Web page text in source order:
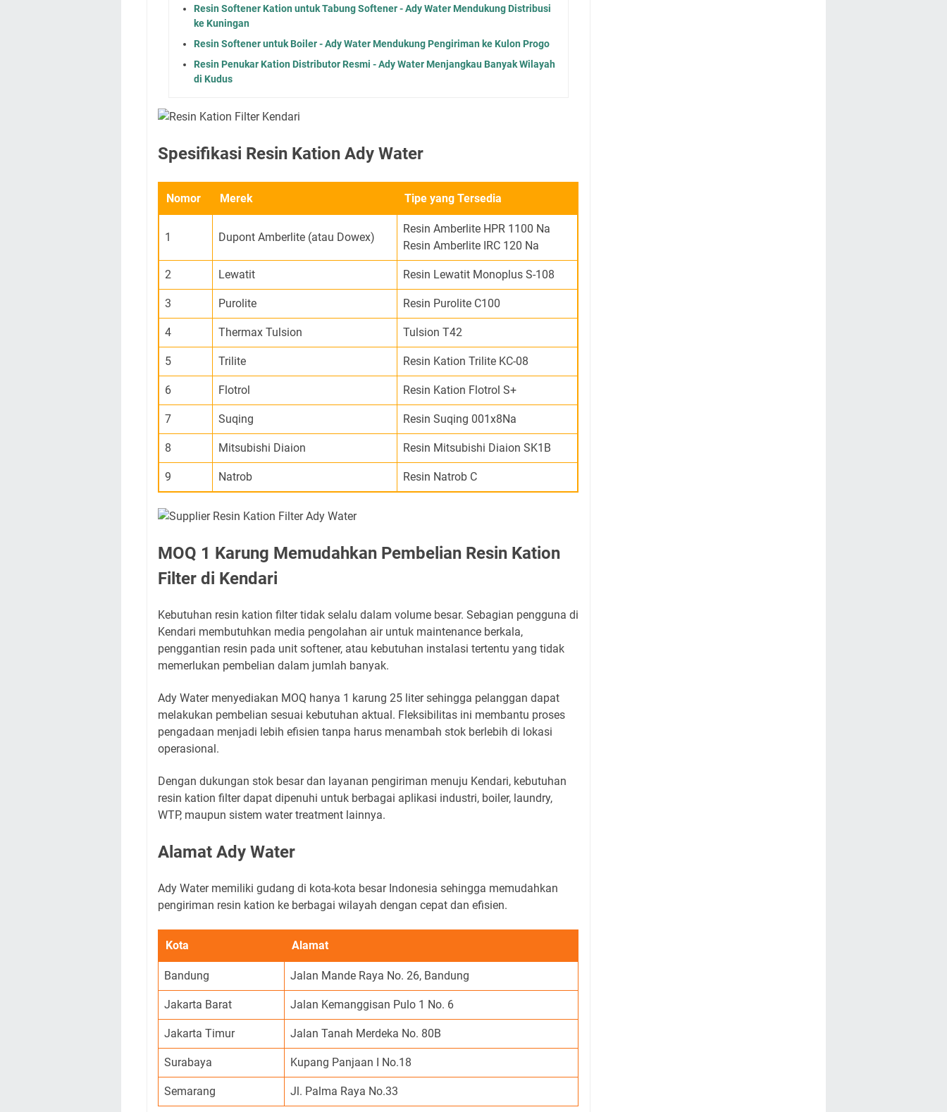
Resin Softener Kation untuk Tabung Softener - Ady Water Mendukung Distribusi
ke Kuningan
Resin Softener untuk Boiler - Ady Water Mendukung Pengiriman ke Kulon Progo
Resin Penukar Kation Distributor Resmi - Ady Water Menjangkau Banyak Wilayah
di Kudus
Spesifikasi Resin Kation Ady Water
Nomor Merek Tipe yang Tersedia
1 Dupont Amberlite (atau Dowex)
Resin Amberlite HPR 1100 Na
Resin Amberlite IRC 120 Na
2 Lewatit Resin Lewatit Monoplus S-108
3 Purolite Resin Purolite C100
4 Thermax Tulsion Tulsion T42
5 Trilite Resin Kation Trilite KC-08
6 Flotrol Resin Kation Flotrol S+
7 Suqing Resin Suqing 001x8Na
8 Mitsubishi Diaion Resin Mitsubishi Diaion SK1B
9 Natrob Resin Natrob C
MOQ 1 Karung Memudahkan Pembelian Resin Kation
Filter di Kendari
Kebutuhan resin kation filter tidak selalu dalam volume besar. Sebagian pengguna di
Kendari membutuhkan media pengolahan air untuk maintenance berkala,
penggantian resin pada unit softener, atau kebutuhan instalasi tertentu yang tidak
memerlukan pembelian dalam jumlah banyak.
Ady Water menyediakan MOQ hanya 1 karung 25 liter sehingga pelanggan dapat
melakukan pembelian sesuai kebutuhan aktual. Fleksibilitas ini membantu proses
pengadaan menjadi lebih efisien tanpa harus menambah stok berlebih di lokasi
operasional.
Dengan dukungan stok besar dan layanan pengiriman menuju Kendari, kebutuhan
resin kation filter dapat dipenuhi untuk berbagai aplikasi industri, boiler, laundry,
WTP, maupun sistem water treatment lainnya.
Alamat Ady Water
Ady Water memiliki gudang di kota-kota besar Indonesia sehingga memudahkan
pengiriman resin kation ke berbagai wilayah dengan cepat dan efisien.
Kota Alamat
Bandung Jalan Mande Raya No. 26, Bandung
Jakarta Barat Jalan Kemanggisan Pulo 1 No. 6
Jakarta Timur Jalan Tanah Merdeka No. 80B
Surabaya Kupang Panjaan I No.18
Semarang Jl. Palma Raya No.33